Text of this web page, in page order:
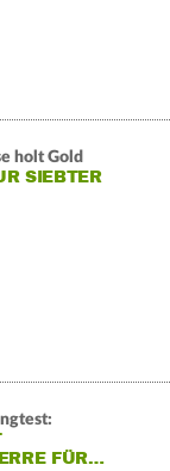
holt Gold
SIEBTER
FÜR…